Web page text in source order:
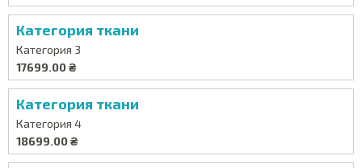
Категория ткани
Категория 3
17699.00 ₴
Категория ткани
Категория 4
18699.00 ₴